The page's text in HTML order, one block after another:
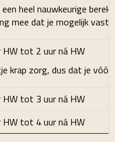
heel nauwkeurige
mee dat je mogelijk
HW tot 2 uur ná HW
krap zorg, dus dat je
HW tot 3 uur ná HW
HW tot 4 uur ná HW